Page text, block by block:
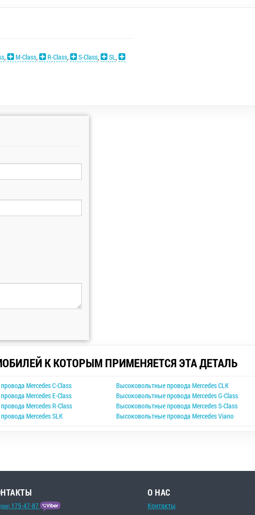
, M-Class, R-Class, S-Class, SL,
К КОТОРЫМ ПРИМЕНЯЕТСЯ ЭТА ДЕТАЛЬ
Mercedes C-Class Высоковольтные провода Mercedes CLK
Mercedes E-Class
Высоковольтные провода Mercedes G-Class
Mercedes R-Class
Высоковольтные провода Mercedes S-Class
Mercedes SLK
Высоковольтные провода Mercedes Viano
(099) 175-47-87
О НАС
Контакты